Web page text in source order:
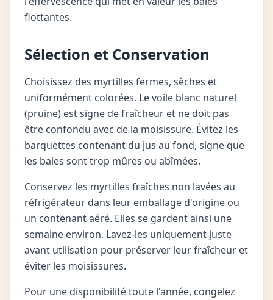
flottantes.
Sélection et Conservation
Choisissez des myrtilles fermes, sèches et
uniformément colorées. Le voile blanc naturel
(pruine) est signe de fraîcheur et ne doit pas
être confondu avec de la moisissure. Évitez les
barquettes contenant du jus au fond, signe que
les baies sont trop mûres ou abîmées.
Conservez les myrtilles fraîches non lavées au
réfrigérateur dans leur emballage d'origine ou
un contenant aéré. Elles se gardent ainsi une
semaine environ. Lavez-les uniquement juste
avant utilisation pour préserver leur fraîcheur et
éviter les moisissures.
Pour une disponibilité toute l'année, congelez